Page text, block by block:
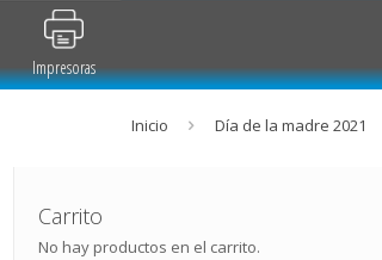
Impresoras
Inicio Día de la madre 2021
Carrito
No hay productos en el carrito.